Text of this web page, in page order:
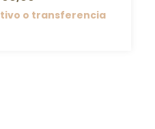
o transferencia